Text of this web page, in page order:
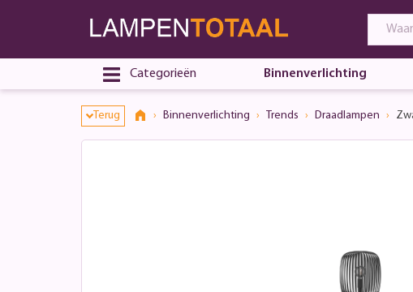
Categorieën Binnenverlichting
Terug Binnenverlichting Trends Draadlampen